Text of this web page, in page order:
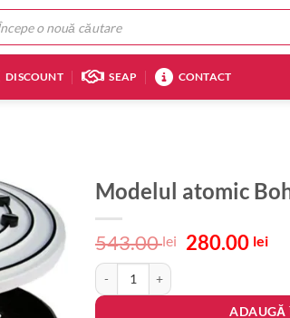
DISCOUNT SEAP CONTACT
Modelul atomic
543.00lei
Prețul
fost:
280.00 lei
Cantitate Modelul atomic Bohr
ADAUGĂ